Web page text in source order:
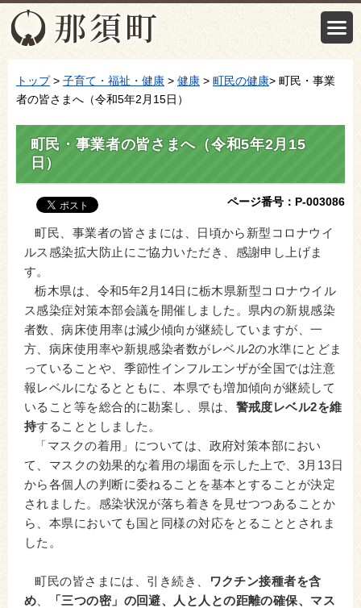
トップ> 子育て・福祉・健康 > 健康 > 町民の健康> 町民・事業
者の皆さまへ（令和5年2月15日）
町民・事業者の皆さまへ（令和5年2月15
日）
ページ番号：P-003086
町民、事業者の皆さまには、日頃から新型コロナウイ
ルス感染拡大防止にご協力いただき、感謝申し上げま
す。
栃木県は、令和5年2月14日に栃木県新型コロナウイル
ス感染症対策本部会議を開催しました。県内の新規感染
者数、病床使用率は減少傾向が継続していますが、一
方、病床使用率や新規感染者数がレベル2の水準にとどま
っていることや、季節性インフルエンザが全国では注意
報レベルになるとともに、本県でも増加傾向が継続して
いること等を総合的に勘案し、県は、 警戒度レベル2を維
持することとしました。
「マスクの着用」については、政府対策本部におい
て、マスクの効果的な着用の場面を示した上で、3月13日
から各個人の判断に委ねることを基本とすることが決定
されました。感染状況が落ち着きを見せつつあることか
ら、本県においても国と同様の対応をとることとされま
した。
町民の皆さまには、引き続き、
ワクチン接種者を含
め
「三つの密」の回避、人と人との距離の確保、マス